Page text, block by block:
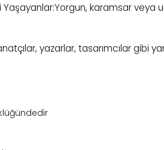
karamsar veya
yazarlar, tasarımcılar gibi